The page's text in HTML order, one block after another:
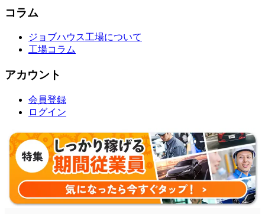
コラム
ジョブハウス工場について
工場コラム
アカウント
会員登録
ログイン